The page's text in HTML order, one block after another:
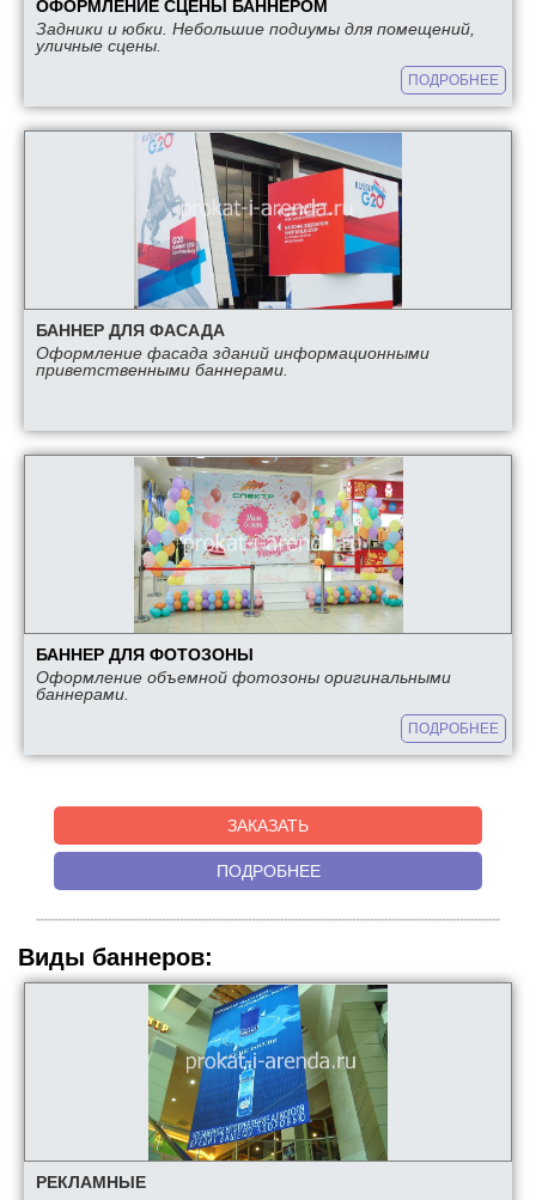
ОФОРМЛЕНИЕ СЦЕНЫ БАННЕРОМ
Задники и юбки. Небольшие подиумы для помещений,
уличные сцены.
ПОДРОБНЕЕ
БАННЕР ДЛЯ ФАСАДА
Оформление фасада зданий информационными
приветственными баннерами.
БАННЕР ДЛЯ ФОТОЗОНЫ
Оформление объемной фотозоны оригинальными
баннерами.
ПОДРОБНЕЕ
ЗАКАЗАТЬ
ПОДРОБНЕЕ
Виды баннеров:
РЕКЛАМНЫЕ